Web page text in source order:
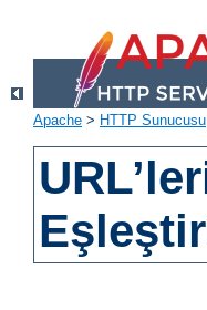
Apache > HTTP Sunucusu